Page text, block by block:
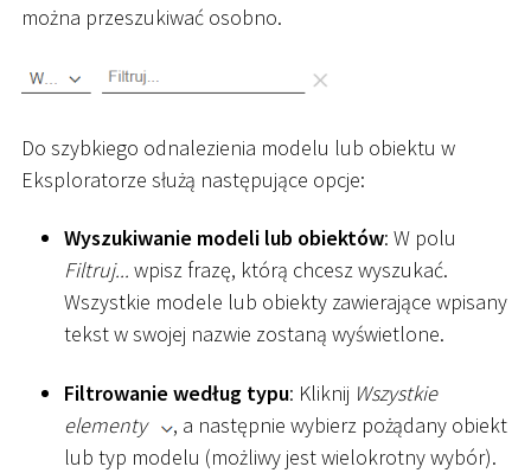
można przeszukiwać osobno.
Do szybkiego odnalezienia modelu lub obiektu w
Eksploratorze służą następujące opcje:
Wyszukiwanie modeli lub obiektów: W polu
Filtruj... wpisz frazę, którą chcesz wyszukać.
Wszystkie modele lub obiekty zawierające wpisany
tekst w swojej nazwie zostaną wyświetlone.
Filtrowanie według typu: Kliknij Wszystkie
elementy
, a następnie wybierz pożądany obiekt
lub typ modelu (możliwy jest wielokrotny wybór).